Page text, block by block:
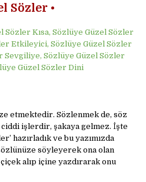
Sözler •
Sözler Kısa, Sözlüye Güzel Sözler
Etkileyici, Sözlüye Güzel Sözler
Sevgiliye, Sözlüye Güzel Sözler
Güzel Sözler Dini
etmektedir. Sözlenmek de, söz
işlerdir, şakaya gelmez. İşte
hazırladık ve bu yazımızda
söyleyerek ona olan
alıp içine yazdırarak onu